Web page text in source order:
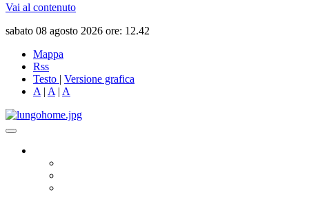
Vai al contenuto
sabato 08 agosto 2026 ore: 12.42
Mappa
Rss
Testo | Versione grafica
A | A | A